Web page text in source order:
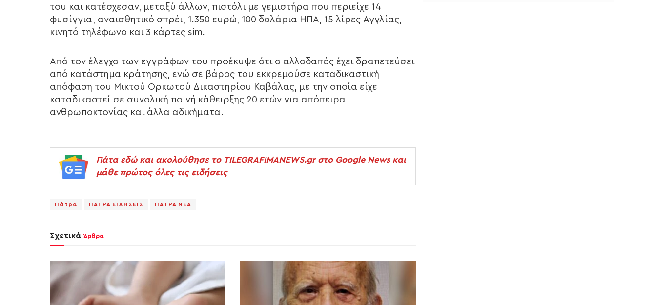
του και κατέσχεσαν, μεταξύ άλλων, πιστόλι με γεμιστήρα που περιείχε 14
φυσίγγια, αναισθητικό σπρέι, 1.350 ευρώ, 100 δολάρια ΗΠΑ, 15 λίρες Αγγλίας,
κινητό τηλέφωνο και 3 κάρτες sim.
Από τον έλεγχο των εγγράφων του προέκυψε ότι ο αλλοδαπός έχει δραπετεύσει
από κατάστημα κράτησης, ενώ σε βάρος του εκκρεμούσε καταδικαστική
απόφαση του Μικτού Ορκωτού Δικαστηρίου Καβάλας, με την οποία είχε
καταδικαστεί σε συνολική ποινή κάθειρξης 20 ετών για απόπειρα
ανθρωποκτονίας και άλλα αδικήματα.
Πάτα εδώ και ακολούθησε το TILEGRAFIMANEWS.gr στο Google News και
μάθε πρώτος όλες τις ειδήσεις
Πάτρα ΠΑΤΡΑ ΕΙΔΗΣΕΙΣ ΠΑΤΡΑ ΝΕΑ
Σχετικά Άρθρα